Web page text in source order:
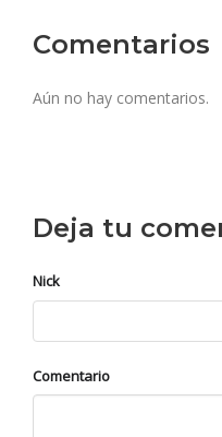
Comentarios
Aún no hay comentarios.
Deja tu
Nick
Comentario